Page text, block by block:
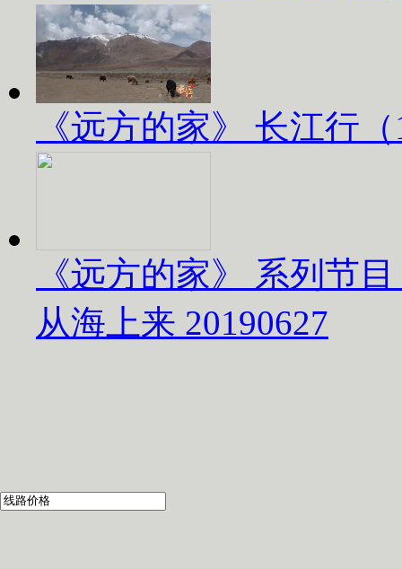
《远方的家》 长江行
《远方的家》 系列节
从海上来 20190627